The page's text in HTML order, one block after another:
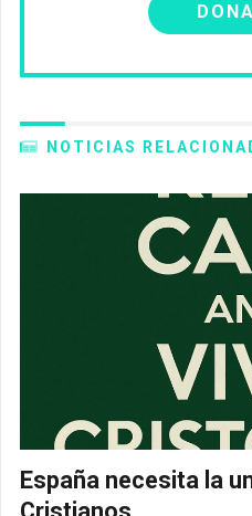
NOTICIAS
España necesita la